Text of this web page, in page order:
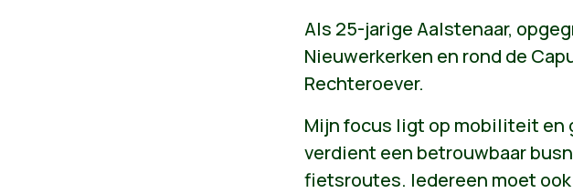
Als 25-jarige Aalstenaar,
Nieuwerkerken en rond de
Rechteroever.
Mijn focus ligt op mobiliteit en
verdient een betrouwbaar
fietsroutes. Iedereen moet